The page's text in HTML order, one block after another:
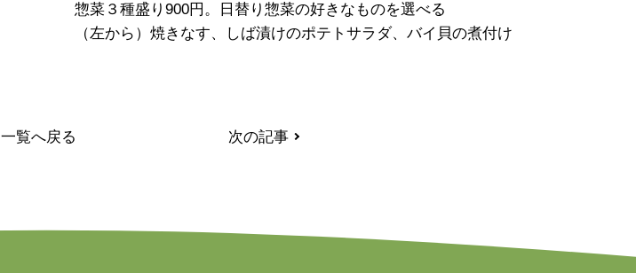
惣菜３種盛り900円。日替り惣菜の好きなものを選べる
（左から）焼きなす、しば漬けのポテトサラダ、バイ貝の煮付け
一覧へ戻る 次の記事